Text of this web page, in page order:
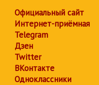
Официальный сайт
Интернет-приёмная
Telegram
Дзен
Twitter
ВКонтакте
Одноклассники